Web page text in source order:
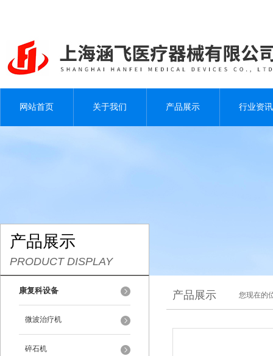
网站首页 关于我们 产品展示 行业资讯
产品展示
PRODUCT DISPLAY
康复科设备
微波治疗机
碎石机
产品展示 您现在的